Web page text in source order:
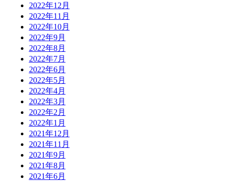
2022年12月
2022年11月
2022年10月
2022年9月
2022年8月
2022年7月
2022年6月
2022年5月
2022年4月
2022年3月
2022年2月
2022年1月
2021年12月
2021年11月
2021年9月
2021年8月
2021年6月